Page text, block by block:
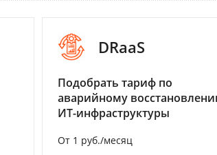
DRaaS
Подобрать тариф по
аварийному
ИТ-инфраструктуры
От 1 руб./месяц